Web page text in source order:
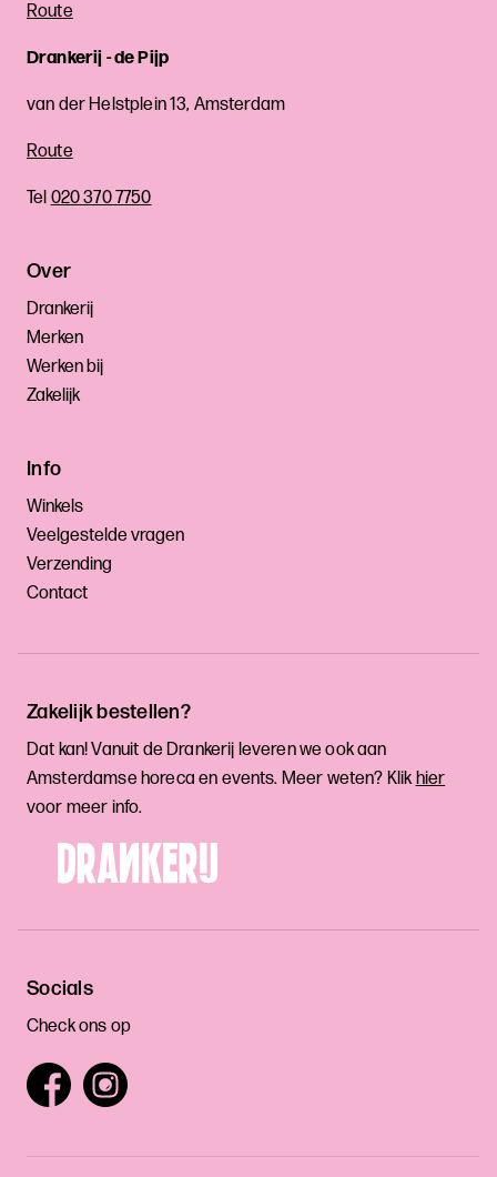
Zakelijk bestellen?
Dat kan! Vanuit de Drankerij leveren we ook aan
Amsterdamse horeca en events. Meer weten? Klikhier
voor meer info.
Socials
Check ons op
Route
Drankerij - de Pijp
van der Helstplein 13, Amsterdam
Route
Tel 020 370 7750
Over
Drankerij
Merken
Werken bij
Zakelijk
Info
Winkels
Veelgestelde vragen
Verzending
Contact